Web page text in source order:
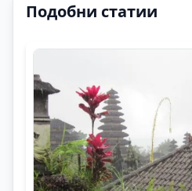
Подобни статии